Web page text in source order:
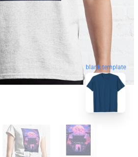
blank template